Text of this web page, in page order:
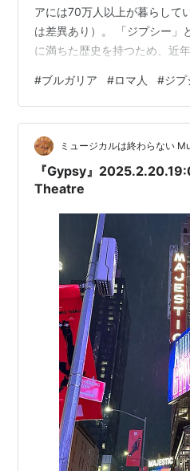
アには70万人以上が暮らして
は差異あり）。 「ジプシー」
に満ちた歴史を持つため、近
社会的境遇、そして彼らが直
ついて考察していきます。 ロ
への移動 社会主義時代のロ
化以降の現状と問題 ブルガリ
線 抵抗と希望：ロマコミュニ
の影響 まとめ：多文化共生へ
#ブルガリア #ロマ人 #ジプ
ミュージカルは終わらない
『Gypsy』
Theatre